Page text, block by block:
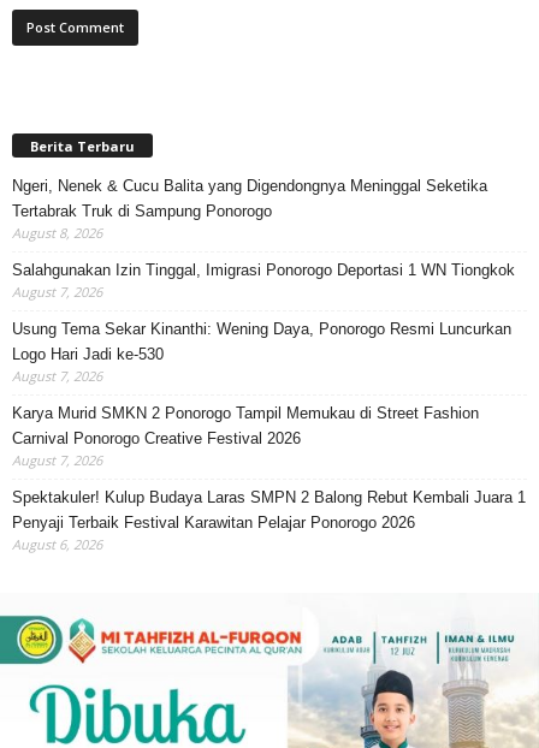
Berita Terbaru
Ngeri, Nenek & Cucu Balita yang Digendongnya Meninggal Seketika
Tertabrak Truk di Sampung Ponorogo
August 8, 2026
Salahgunakan Izin Tinggal, Imigrasi Ponorogo Deportasi 1 WN Tiongkok
August 7, 2026
Usung Tema Sekar Kinanthi: Wening Daya, Ponorogo Resmi Luncurkan
Logo Hari Jadi ke-530
August 7, 2026
Karya Murid SMKN 2 Ponorogo Tampil Memukau di Street Fashion
Carnival Ponorogo Creative Festival 2026
August 7, 2026
Spektakuler! Kulup Budaya Laras SMPN 2 Balong Rebut Kembali Juara 1
Penyaji Terbaik Festival Karawitan Pelajar Ponorogo 2026
August 6, 2026